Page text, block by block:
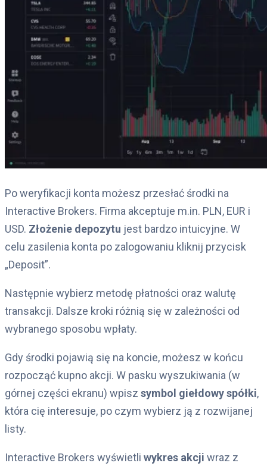
Po weryfikacji konta możesz przesłać środki na
Interactive Brokers. Firma akceptuje m.in. PLN, EUR i
USD. Złożenie depozytu jest bardzo intuicyjne. W
celu zasilenia konta po zalogowaniu kliknij przycisk
„Deposit”.
Następnie wybierz metodę płatności oraz walutę
transakcji. Dalsze kroki różnią się w zależności od
wybranego sposobu wpłaty.
Gdy środki pojawią się na koncie, możesz w końcu
rozpocząć kupno akcji. W pasku wyszukiwania (w
górnej części ekranu) wpisz symbol giełdowy spółki,
która cię interesuje, po czym wybierz ją z rozwijanej
listy.
Interactive Brokers wyświetli wykres akcji wraz z